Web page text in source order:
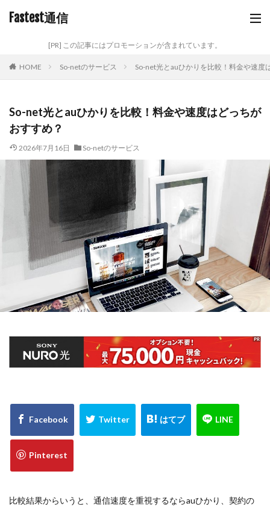
Fastest通信
[PR] この記事にはプロモーションが含まれています。
HOME So-netのサービス So-net光とauひかりを比較！料金や速度
So-net光とauひかりを比較！料金や速度はどっちが
おすすめ？
2026年7月16日 So-netのサービス
比較結果からいうと、通信速度を重視するならauひかり、契約の